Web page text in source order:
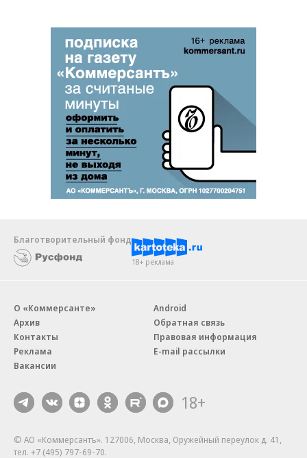
Благотворительный фонд
18+ реклама
О «Коммерсанте»
Архив
Контакты
Реклама
Вакансии
Android
Обратная связь
Правовая информация
E-mail рассылки
18+
© АО «Коммерсантъ». 127006, Москва, Оружейный переулок д. 41,
тел. +7 (495) 797-69-70.